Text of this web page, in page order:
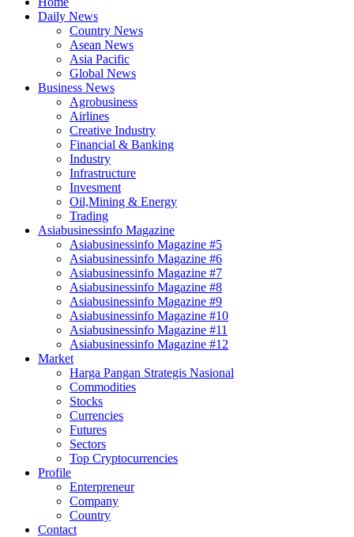
Daily News
Country News
Asean News
Asia Pacific
Global News
Business News
Agrobusiness
Airlines
Creative Industry
Financial & Banking
Industry
Infrastructure
Invesment
Oil,Mining & Energy
Trading
Asiabusinessinfo Magazine
Asiabusinessinfo Magazine #5
Asiabusinessinfo Magazine #6
Asiabusinessinfo Magazine #7
Asiabusinessinfo Magazine #8
Asiabusinessinfo Magazine #9
Asiabusinessinfo Magazine #10
Asiabusinessinfo Magazine #11
Asiabusinessinfo Magazine #12
Market
Harga Pangan Strategis Nasional
Commodities
Stocks
Currencies
Futures
Sectors
Top Cryptocurrencies
Profile
Enterpreneur
Company
Country
Contact